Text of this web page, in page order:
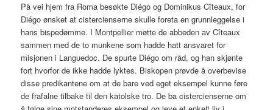
På vei hjem fra Roma besøkte Diégo og Dominikus Cîteaux, for
Diégo ønsket at cistercienserne skulle foreta en grunnleggelse i
hans bispedømme. I Montpellier møtte de abbeden av Cîteaux
sammen med de to munkene som hadde hatt ansvaret for
misjonen i Languedoc. De spurte Diégo om råd, og han skjønte
fort hvorfor de ikke hadde lyktes. Biskopen prøvde å overbevise
disse predikantene om at de bare ved eget eksempel kunne føre
de frafalne tilbake til den katolske tro. De ba cistercienserne om